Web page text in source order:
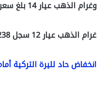
وغرام الذهب عيار 14 بلغ سعره 280 ليرة تركية.
غرام الذهب عيار 12 سجل 238 ليرة.
انخفاض حاد لليرة التركية